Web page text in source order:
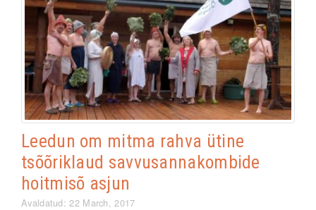
Leedun om mitma rahva ütine
tsõõriklaud savvusannakombide
hoitmisõ asjun
Avaldatud: 22 March, 2017